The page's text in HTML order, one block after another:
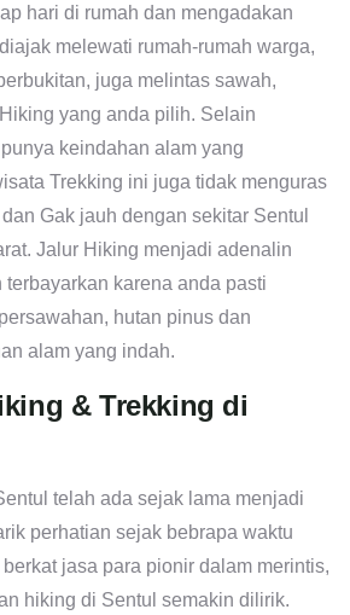
hari di rumah dan mengadakan
melewati rumah-rumah warga,
juga melintas sawah,
yang anda pilih. Selain
keindahan alam yang
Trekking ini juga tidak menguras
Gak jauh dengan sekitar Sentul
Jalur Hiking menjadi adenalin
karena anda pasti
hutan pinus dan
alam yang indah.
& Trekking di
telah ada sejak lama menjadi
perhatian sejak bebrapa waktu
jasa para pionir dalam merintis,
hiking di Sentul semakin dilirik.